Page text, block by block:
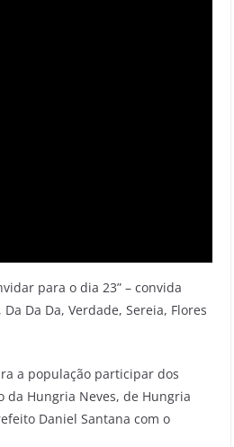
para o dia 23” – convida
Da Da, Verdade, Sereia, Flores
a população participar dos
da Hungria Neves, de Hungria
Daniel Santana com o